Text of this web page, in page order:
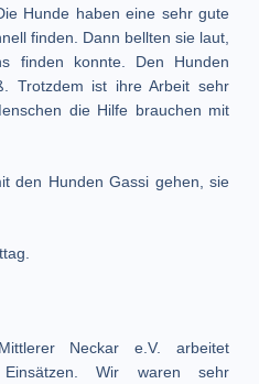
Hunde haben eine sehr gute
finden. Dann bellten sie laut,
finden konnte. Den Hunden
Trotzdem ist ihre Arbeit sehr
die Hilfe brauchen mit
den Hunden Gassi gehen, sie
Neckar e.V. arbeitet
Wir waren sehr